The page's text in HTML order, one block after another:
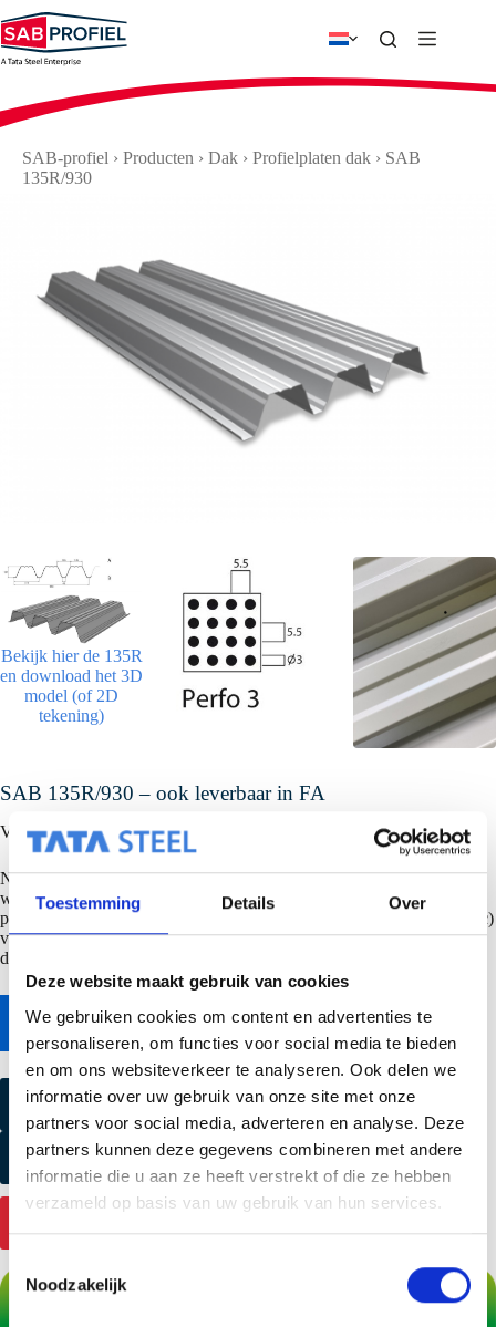
Toestemming Details Over
Deze website maakt gebruik van cookies
We gebruiken cookies om content en advertenties te
personaliseren, om functies voor social media te bieden
en om ons websiteverkeer te analyseren. Ook delen we
informatie over uw gebruik van onze site met onze
partners voor social media, adverteren en analyse. Deze
partners kunnen deze gegevens combineren met andere
informatie die u aan ze heeft verstrekt of die ze hebben
verzameld op basis van uw gebruik van hun services.
e
Noodzakelijk
naar
de
inhoud
SAB-profiel › Producten › Dak › Profielplaten dak › SAB
135R/930
Bekijk hier de 135R
en download het 3D
model (of 2D
tekening)
SAB 135R/930 – ook leverbaar in FA
Verder ook leverbaar in 350 N/mm voor nog betere overspanning.
Natuurlijk kan het warmdakprofiel SAB 135R/930 ook in perfo
worden uitgevoerd en met de A-zijde boven. De A-zijde boven
pakketten warmdakplaat SAB 135R/930 kunnen dan met een (Viavac)
vacuumheffer arbo vriendelijk verantwoord worden gelegd. Zie
de
Naar online bestekservice
Kleurmonster aanvragen
Productmonster aanvragen